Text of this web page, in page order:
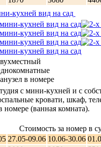
кухней вид на сад
в номере
с мини-кухней и с
кровати, шкаф,
(ванная комната).
Стоимость за номер в
27.05-09.06 10.06-30.06